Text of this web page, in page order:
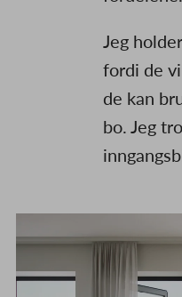
Jeg
fordi de
de kan
bo. Jeg